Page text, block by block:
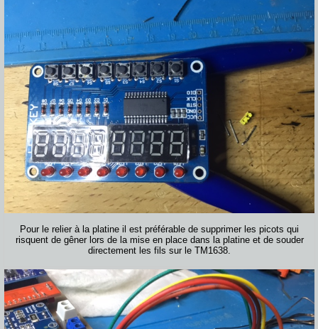
Pour le relier à la platine il est préférable de supprimer les picots qui
risquent de gêner lors de la mise en place dans la platine et de souder
directement les fils sur le TM1638.